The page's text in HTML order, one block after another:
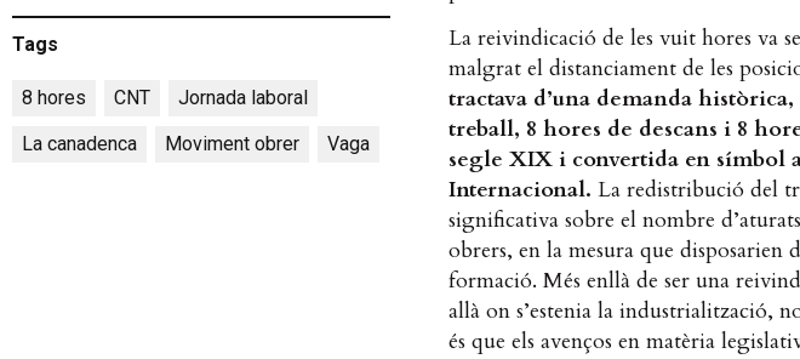
Tags
8 hores CNT Jornada laboral
La canadenca
Moviment obrer Vaga
La reivindicació de les vuit hores va
malgrat el distanciament de les
tractava d’una demanda
treball, 8 hores de descans i 8
segle XIX i convertida en símbol
Internacional. La redistribució del
significativa sobre el nombre
obrers, en la mesura que disposarien
formació. Més enllà de ser una
allà on s’estenia la industrialització,
és que els avenços en matèria